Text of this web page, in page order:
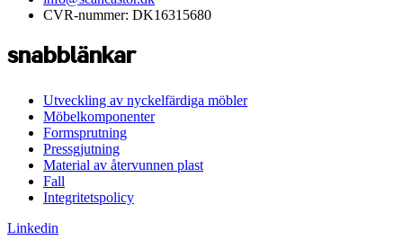
CVR-nummer: DK16315680
snabblänkar
Utveckling av nyckelfärdiga möbler
Möbelkomponenter
Formsprutning
Pressgjutning
Material av återvunnen plast
Fall
Integritetspolicy
Linkedin